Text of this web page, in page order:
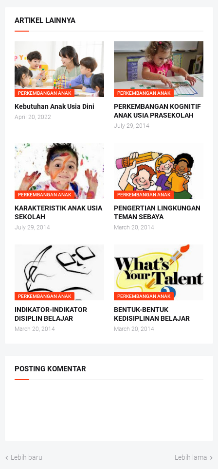
ARTIKEL LAINNYA
PERKEMBANGAN ANAK
Kebutuhan Anak Usia Dini
April 20, 2022
PERKEMBANGAN ANAK
PERKEMBANGAN KOGNITIF
ANAK USIA PRASEKOLAH
July 29, 2014
PERKEMBANGAN ANAK
KARAKTERISTIK ANAK USIA
SEKOLAH
July 29, 2014
PERKEMBANGAN ANAK
PENGERTIAN LINGKUNGAN
TEMAN SEBAYA
March 20, 2014
PERKEMBANGAN ANAK
INDIKATOR-INDIKATOR
DISIPLIN BELAJAR
March 20, 2014
PERKEMBANGAN ANAK
BENTUK-BENTUK
KEDISIPLINAN BELAJAR
March 20, 2014
POSTING KOMENTAR
Lebih baru Lebih lama